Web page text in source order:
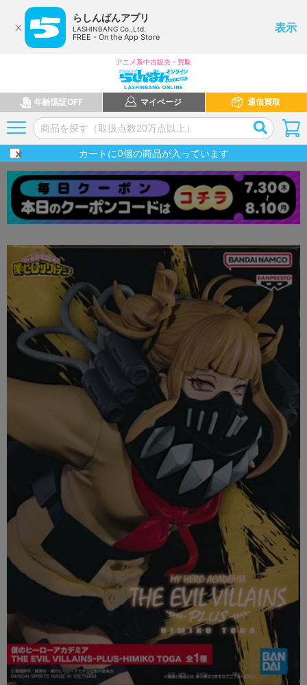
らしんばんアプリ
LASHINBANG Co.,Ltd.
FREE - On the App Store
表示
アニメ系中古販売・買取
年齢認証OFF マイページ 通信買取
カートに0個の商品が入っています